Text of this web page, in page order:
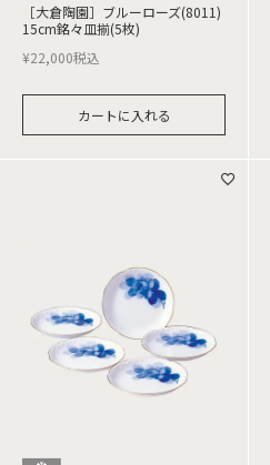
［大倉陶園］ブルーローズ(8011)
15cm銘々皿揃(5枚)
¥22,000税込
カートに入れる